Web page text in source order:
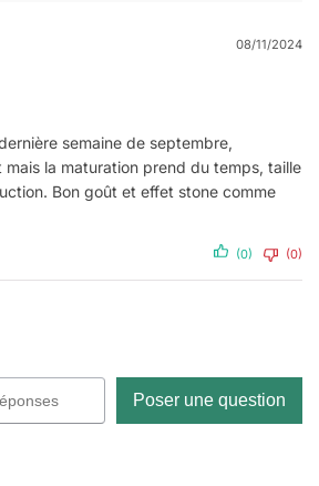
08/11/2024
semaine de septembre,
la maturation prend du temps, taille
Bon goût et effet stone comme
(0) (0)
Poser une question